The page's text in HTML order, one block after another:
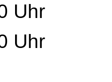
Uhr
Uhr